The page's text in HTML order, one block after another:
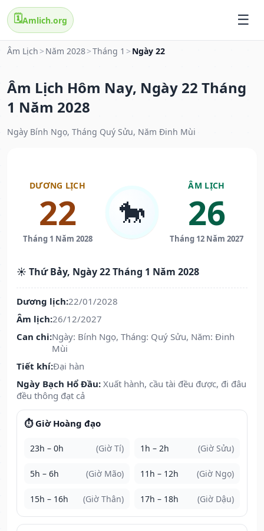
🗓️Amlich.org
Âm Lịch > Năm 2028>Tháng 1 > Ngày 22
Âm Lịch Hôm Nay, Ngày 22 Tháng
1 Năm 2028
Ngày Bính Ngọ, Tháng Quý Sửu, Năm Đinh Mùi
DƯƠNG LỊCH
22
Tháng 1 Năm 2028
🐎
ÂM LỊCH
26
Tháng 12 Năm 2027
☀️ Thứ Bảy, Ngày 22 Tháng 1 Năm 2028
Dương lịch:22/01/2028
Âm lịch:26/12/2027
Can chi:Ngày: Bính Ngọ, Tháng: Quý Sửu, Năm: Đinh
Mùi
Tiết khí:Đại hàn
Ngày Bạch Hổ Đầu: Xuất hành, cầu tài đều được, đi đâu
đều thông đạt cả
⏱️ Giờ Hoàng đạo
23h – 0h (Giờ Tí) 1h – 2h (Giờ Sửu)
5h – 6h (Giờ Mão) 11h – 12h (Giờ Ngọ)
15h – 16h (Giờ Thân) 17h – 18h (Giờ Dậu)